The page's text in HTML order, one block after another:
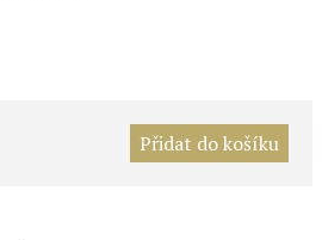
Přidat do košíku